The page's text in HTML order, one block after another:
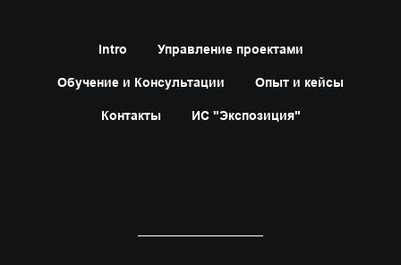
Intro Управление проектами
Обучение и Консультации Опыт и кейсы
Контакты ИС "Экспозиция"